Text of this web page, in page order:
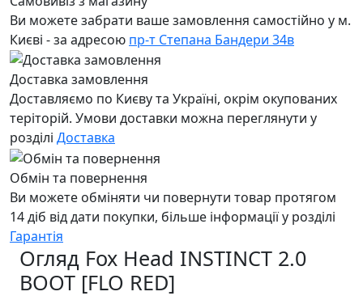
Ви можете забрати ваше замовлення самостійно у м.
Києві - за адресою пр-т Степана Бандери 34в
Доставка замовлення
Доставляємо по Києву та Україні, окрім окупованих
теріторій. Умови доставки можна переглянути у
розділі Доставка
Обмін та повернення
Ви можете обміняти чи повернути товар протягом
14 діб від дати покупки, більше інформації у розділі
Гарантія
Огляд Fox Head INSTINCT 2.0
BOOT [FLO RED]